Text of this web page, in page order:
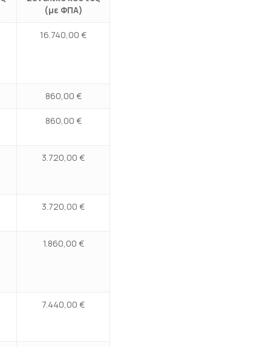
(με ΦΠΑ)
16.740,00 €
860,00 €
860,00 €
3.720,00 €
3.720,00 €
1.860,00 €
7.440,00 €